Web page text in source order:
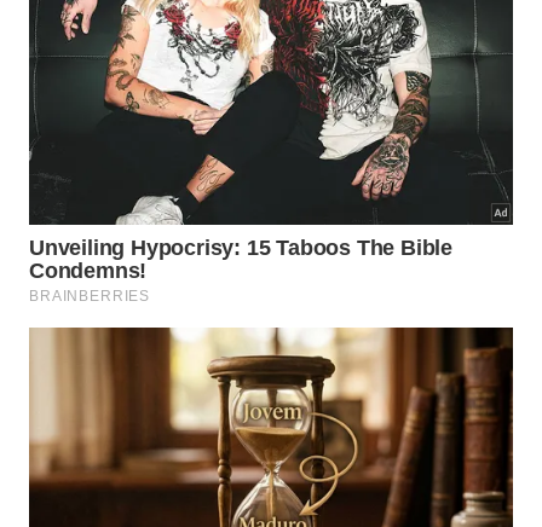
🌵
México
Proteção contra umidade na
parede
Manter os vasos afastados de superfícies